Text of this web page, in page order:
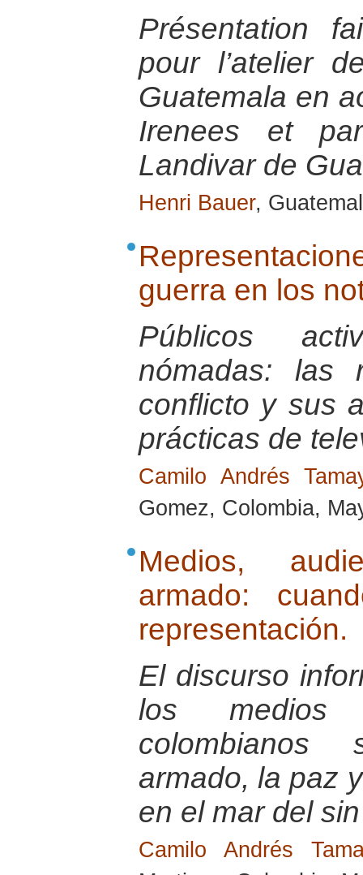
Présentation
pour l’atelier
Guatemala en
Irenees et
Landivar de
Henri Bauer,
guerra en los
Públicos
nómadas: las
conflicto y sus
prácticas de
Camilo Andrés
Gomez, Colombia,
Medios,
armado:
representación.
El discurso
los medios
armado, la paz
en el mar del
Camilo Andrés